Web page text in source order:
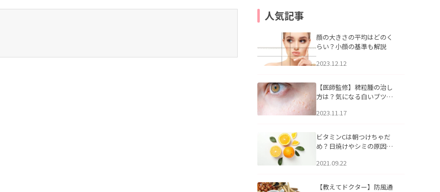
人気記事
顔の大きさの平均はどのく
らい？小顔の基準も解説
2023.12.12
【医師監修】稗粒腫の治し
方は？気になる白いブツブ
アについて
2023.11.17
ビタミンCは朝つけちゃだ
め？日焼けやシミの原因に
2021.09.22
【教えてドクター】防風通